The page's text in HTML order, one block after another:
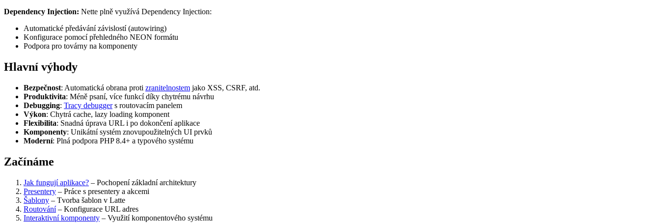
Dependency Injection: Nette plně využívá Dependency Injection:
Automatické předávání závislostí (autowiring)
Konfigurace pomocí přehledného NEON formátu
Podpora pro továrny na komponenty
Hlavní výhody
Bezpečnost: Automatická obrana proti zranitelnostem jako XSS, CSRF, atd.
Produktivita: Méně psaní, více funkcí díky chytrému návrhu
Debugging: Tracy debuggers routovacím panelem
Výkon: Chytrá cache, lazy loading komponent
Flexibilita: Snadná úprava URL i po dokončení aplikace
Komponenty: Unikátní systém znovupoužitelných UI prvků
Moderní: Plná podpora PHP 8.4+ a typového systému
Začínáme
Jak fungují aplikace? – Pochopení základní architektury
Presentery – Práce s presentery a akcemi
Šablony – Tvorba šablon v Latte
Routování– Konfigurace URL adres
Interaktivní komponenty – Využití komponentového systému